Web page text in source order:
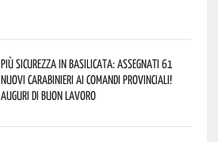
Più sicurezza in Basilicata: assegnati 61
nuovi Carabinieri ai Comandi provinciali!
Auguri di buon lavoro